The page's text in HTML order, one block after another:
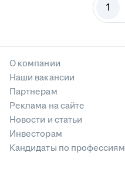
1
О компании
Наши вакансии
Партнерам
Реклама на сайте
Новости и статьи
Инвесторам
Кандидаты по профессиям